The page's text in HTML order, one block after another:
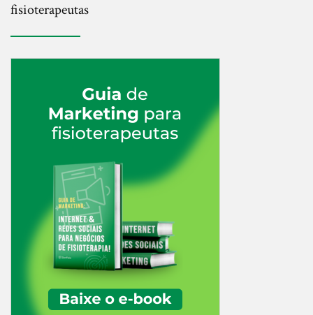
fisioterapeutas